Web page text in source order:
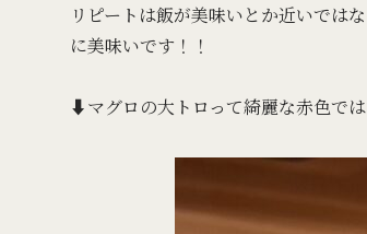
リピートは飯が美味いとか近いでは
に美味いです！！
⬇️マグロの大トロって綺麗な赤色で